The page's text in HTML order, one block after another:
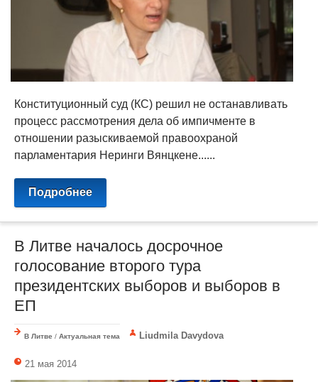
Конституционный суд (КС) решил не останавливать
процесс рассмотрения дела об импичменте в
отношении разыскиваемой правоохраной
парламентария Неринги Вянцкене......
Подробнее
В Литве началось досрочное
голосование второго тура
президентских выборов и выборов в
ЕП
В Литве / Актуальная тема Liudmila Davydova
21 мая 2014